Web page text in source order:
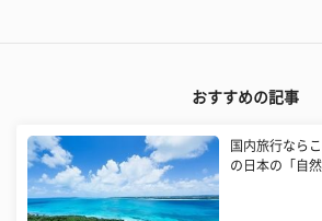
おすすめの記事
国内旅行なら
の日本の「自